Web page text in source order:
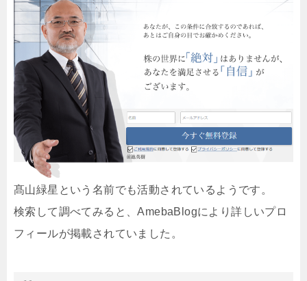
髙山緑星という名前でも活動されているようです。
検索して調べてみると、AmebaBlogにより詳しいプロ
フィールが掲載されていました。